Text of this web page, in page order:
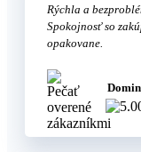
Rýchla a
Spokojnosť so
opakovane.